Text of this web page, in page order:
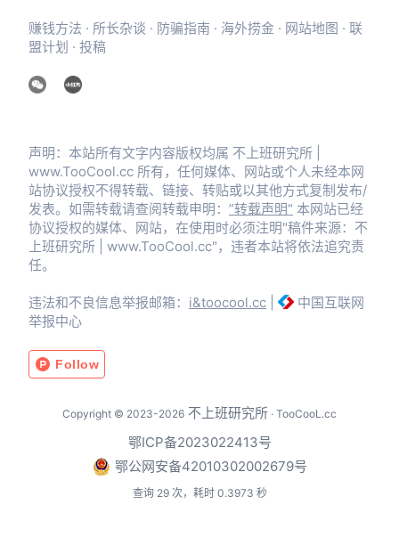
赚钱方法 · 所长杂谈 · 防骗指南 · 海外捞金 · 网站地图 · 联
盟计划 · 投稿
声明：本站所有文字内容版权均属 不上班研究所 |
www.TooCool.cc 所有，任何媒体、网站或个人未经本网
站协议授权不得转载、链接、转贴或以其他方式复制发布/
发表。如需转载请查阅转载申明： ”转载声明“ 本网站已经
协议授权的媒体、网站，在使用时必须注明"稿件来源：不
上班研究所 | www.TooCool.cc"，违者本站将依法追究责
任。
违法和不良信息举报邮箱： i&toocool.cc
中国互联网
举报中心
Copyright © 2023-2026 不上班研究所 · TooCooL.cc
鄂ICP备2023022413号
鄂公网安备42010302002679号
查询 29 次，耗时 0.3973 秒